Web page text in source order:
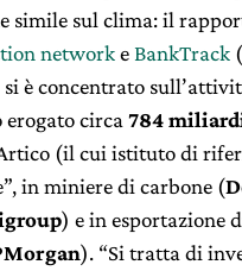
simile sul clima: il
networkeBankTrack
si è concentrato
erogato circa 784
(il cui istituto di
in miniere di carbone (
) e in esportazione
). “Si tratta di